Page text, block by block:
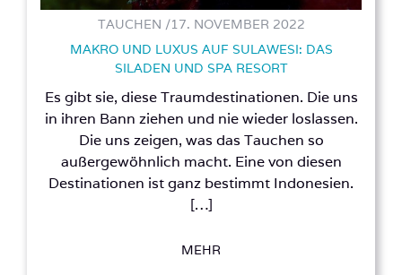
TAUCHEN /17. NOVEMBER 2022
MAKRO UND LUXUS AUF SULAWESI: DAS
SILADEN UND SPA RESORT
Es gibt sie, diese Traumdestinationen. Die uns
in ihren Bann ziehen und nie wieder loslassen.
Die uns zeigen, was das Tauchen so
außergewöhnlich macht. Eine von diesen
Destinationen ist ganz bestimmt Indonesien.
[…]
MEHR